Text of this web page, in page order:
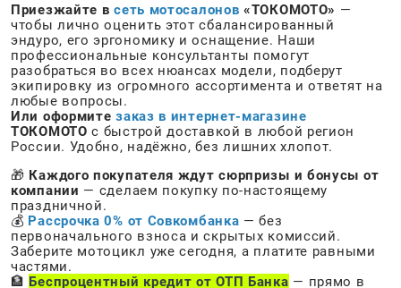
Приезжайте всеть мотосалонов «ТОКОМОТО» —
чтобы лично оценить этот сбалансированный
эндуро, его эргономику и оснащение. Наши
профессиональные консультанты помогут
разобраться во всех нюансах модели, подберут
экипировку из огромного ассортимента и ответят на
любые вопросы.
Или оформитезаказ в интернет-магазине
ТОКОМОТО с быстрой доставкой в любой регион
России. Удобно, надёжно, без лишних хлопот.
🎁 Каждого покупателя ждут сюрпризы и бонусы от
компании — сделаем покупку по-настоящему
праздничной.
💰 Рассрочка 0% от Совкомбанка — без
первоначального взноса и скрытых комиссий.
Заберите мотоцикл уже сегодня, а платите равными
частями.
🏦 Беспроцентный кредит от ОТП Банка — прямо в